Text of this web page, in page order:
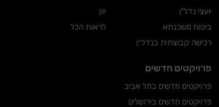
פרויקטים חדשים
פרויקטים חדשים בתל אביב
פרויקטים חדשים בירושלים
יועצי נדל"ן
ביטוח משכנתא
רכישה קבוצתית בנדל״ן
יוון
לראות הכל